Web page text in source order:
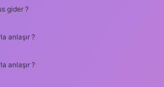
gider ?
anlaşır ?
anlaşır ?